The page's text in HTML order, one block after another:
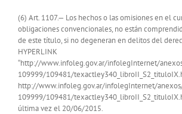
(6) Art. 1107.— Los hechos o las omisiones en el
obligaciones convencionales, no están
de este título, si no degeneran en delitos del
HYPERLINK
“http://www.infoleg.gov.ar/infolegInternet/
109999/109481/
http://www.infoleg.gov.ar/infolegInternet/
109999/109481/
última vez el 20/06/2015.